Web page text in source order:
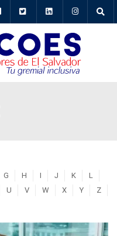
G H I J K
L
U V W X Y Z